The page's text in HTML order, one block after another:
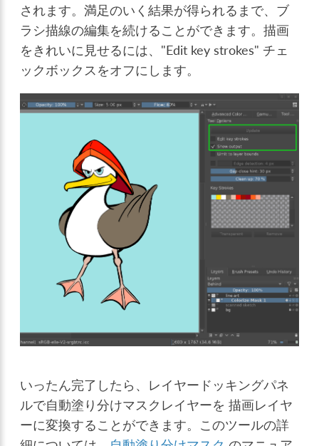
されます。満足のいく結果が得られるまで、ブ
ラシ描線の編集を続けることができます。描画
をきれいに見せるには、"Edit key strokes" チェ
ックボックスをオフにします。
いったん完了したら、レイヤードッキングパネ
ルで自動塗り分けマスクレイヤーを 描画レイヤ
ーに変換することができます。このツールの詳